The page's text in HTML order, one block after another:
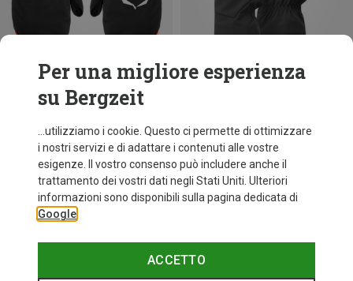
Risparmi 33%
Per una migliore esperienza
su Bergzeit
...utilizziamo i cookie. Questo ci permette di ottimizzare
i nostri servizi e di adattare i contenuti alle vostre
esigenze. Il vostro consenso può includere anche il
trattamento dei vostri dati negli Stati Uniti. Ulteriori
informazioni sono disponibili sulla pagina dedicata di
Google
ACCETTO